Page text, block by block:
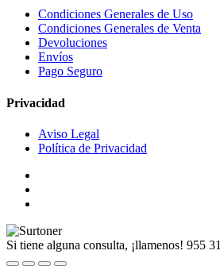
Condiciones Generales de Uso
Condiciones Generales de Venta
Devoluciones
Envíos
Pago Seguro
Privacidad
Aviso Legal
Política de Privacidad
Si tiene alguna consulta, ¡llamenos! 955